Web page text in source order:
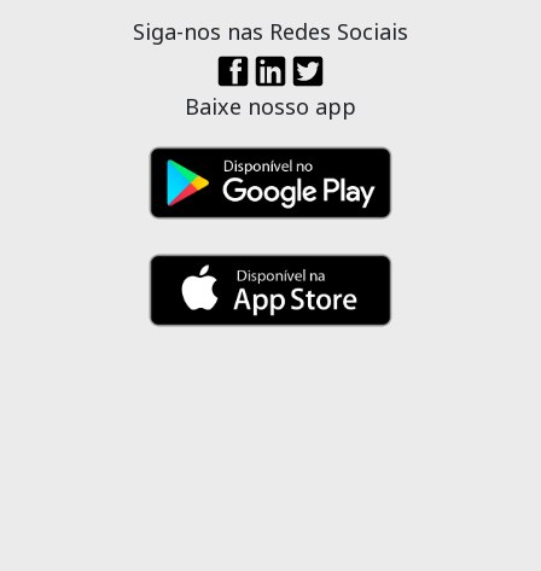
Siga-nos nas Redes Sociais
Baixe nosso app